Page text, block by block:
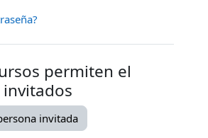
permiten el
invitados
invitada